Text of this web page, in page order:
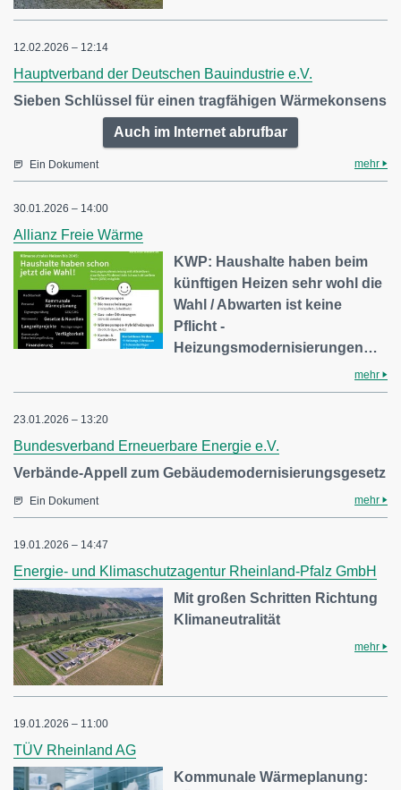
12.02.2026 – 12:14
Hauptverband der Deutschen Bauindustrie e.V.
Sieben Schlüssel für einen tragfähigen Wärmekonsens
Auch im Internet abrufbar
Ein Dokument mehr
30.01.2026 – 14:00
Allianz Freie Wärme
KWP: Haushalte haben beim
künftigen Heizen sehr wohl die
Wahl / Abwarten ist keine
Pflicht -
Heizungsmodernisierungen…
mehr
23.01.2026 – 13:20
Bundesverband Erneuerbare Energie e.V.
Verbände-Appell zum Gebäudemodernisierungsgesetz
Ein Dokument mehr
19.01.2026 – 14:47
Energie- und Klimaschutzagentur Rheinland-Pfalz GmbH
Mit großen Schritten Richtung
Klimaneutralität
mehr
19.01.2026 – 11:00
TÜV Rheinland AG
Kommunale Wärmeplanung: